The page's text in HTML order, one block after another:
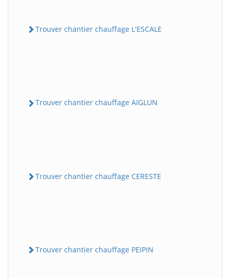
Trouver chantier chauffage L'ESCALE
Trouver chantier chauffage AIGLUN
Trouver chantier chauffage CERESTE
Trouver chantier chauffage PEIPIN